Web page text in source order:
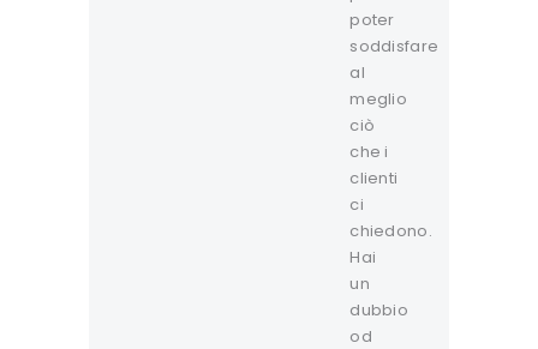
poter
soddisfare
al
meglio
ciò
che i
clienti
ci
chiedono.
Hai
un
dubbio
od